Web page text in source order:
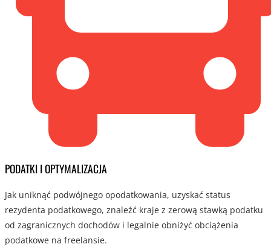
PODATKI I OPTYMALIZACJA
Jak uniknąć podwójnego opodatkowania, uzyskać status
rezydenta podatkowego, znaleźć kraje z zerową stawką podatku
od zagranicznych dochodów i legalnie obniżyć obciążenia
podatkowe na freelansie.